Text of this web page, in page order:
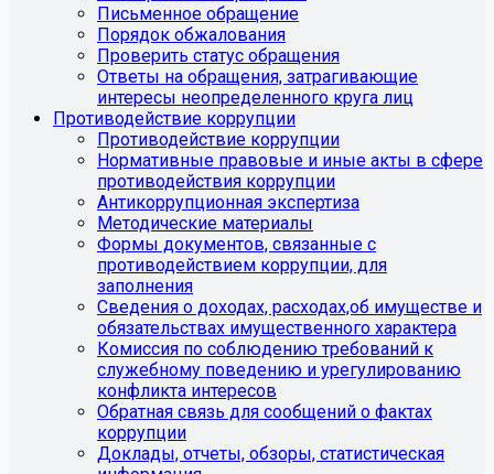
Письменное обращение
Порядок обжалования
Проверить статус обращения
Ответы на обращения, затрагивающие
интересы неопределенного круга лиц
Противодействие коррупции
Противодействие коррупции
Нормативные правовые и иные акты в сфере
противодействия коррупции
Антикоррупционная экспертиза
Методические материалы
Формы документов, связанные с
противодействием коррупции, для
заполнения
Сведения о доходах, расходах,об имуществе и
обязательствах имущественного характера
Комиссия по соблюдению требований к
служебному поведению и урегулированию
конфликта интересов
Обратная связь для сообщений о фактах
коррупции
Доклады, отчеты, обзоры, статистическая